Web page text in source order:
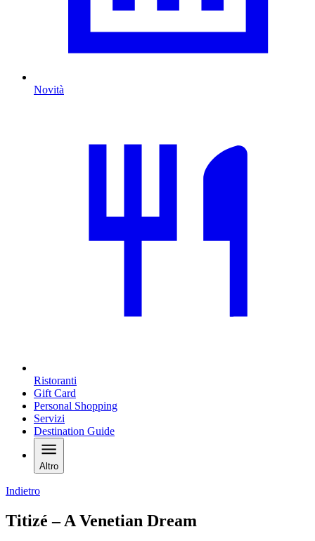
Novità
Ristoranti
Gift Card
Personal Shopping
Servizi
Destination Guide
Altro
Indietro
Titizé – A Venetian Dream